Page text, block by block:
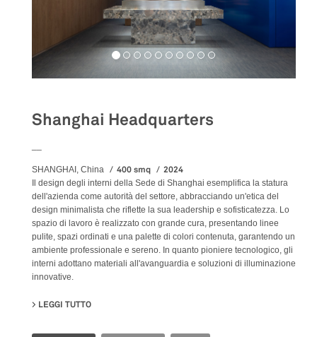
Shanghai Headquarters
SHANGHAI, China 400 smq 2024
Il design degli interni della Sede di Shanghai esemplifica la statura
dell'azienda come autorità del settore, abbracciando un'etica del
design minimalista che riflette la sua leadership e sofisticatezza. Lo
spazio di lavoro è realizzato con grande cura, presentando linee
pulite, spazi ordinati e una palette di colori contenuta, garantendo un
ambiente professionale e sereno. In quanto pioniere tecnologico, gli
interni adottano materiali all'avanguardia e soluzioni di illuminazione
innovative.
LEGGI TUTTO